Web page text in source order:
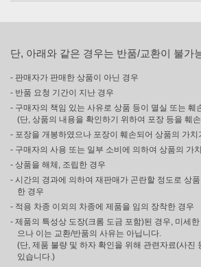
단, 아래와 같은 경우는 반품/교환이 불가
- 판매자가 판매한 상품이 아닌 경우
- 반품 요청 기간이 지난 경우
- 구매자의 책임 있는 사유로 상품 등이 멸실 또는 훼
(단, 상품의 내용을 확인하기 위하여 포장 등을 훼
- 포장을 개봉하였으나 포장이 훼손되어 상품의 가치
- 구매자의 사용 또는 일부 소비에 의하여 상품의 가
- 상품을 해체, 조립한 경우
- 시간의 경과에 의하여 재판매가 곤란할 정도로 상
한 경우
- 적용 차종 이외의 차종에 제품을 임의 장착한 경우
- 제품의 특성상 도장(크롬 도금 포함)된 경우, 미세
으나 이는 교환/반품의 사유는 아닙니다.
(단, 제품 불량 및 하자 확인을 위해 관련자료(사진
있습니다.)